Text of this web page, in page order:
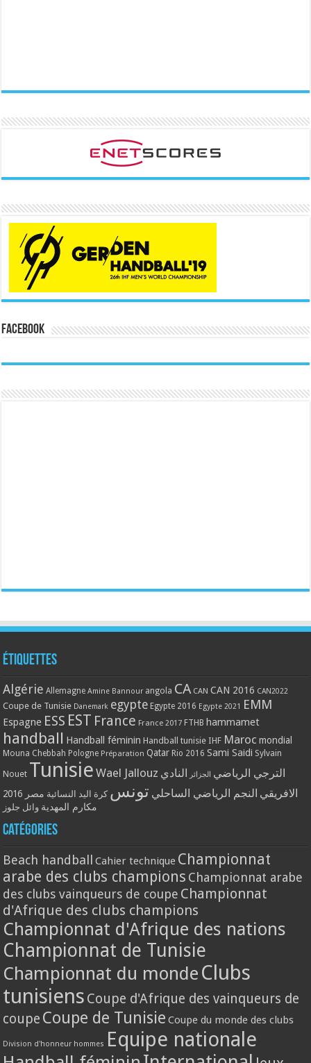
Facebook
Étiquettes
Algérie Allemagne Amine Bannour angola CA CAN CAN 2016 CAN2022
Coupe de Tunisie Danemark egypte Egypte 2016 Egypte 2021 EMM
Espagne ESS EST France France 2017 FTHB hammamet
handball Handball féminin Handball tunisie IHF Maroc mondial
Mouna Chebbah Pologne Préparation Qatar Rio 2016 Sami Saidi Sylvain
Nouet Tunisie Wael Jallouz الترجي الرياضي الجزائر النادي
الافريقي النجم الرياضي الساحلي تونس كرة اليد النسائية مصر 2016
مكارم المهدية وائل جلوز
Catégories
Beach handball Cahier technique Championnat
arabe des clubs champions Championnat arabe
des clubs vainqueurs de coupe Championnat
d'Afrique des clubs champions
Championnat d'Afrique des nations
Championnat de Tunisie
Championnat du monde Clubs
tunisiens Coupe d'Afrique des vainqueurs de
coupe Coupe de Tunisie Coupe du monde des clubs
Division d'honneur hommes Equipe nationale